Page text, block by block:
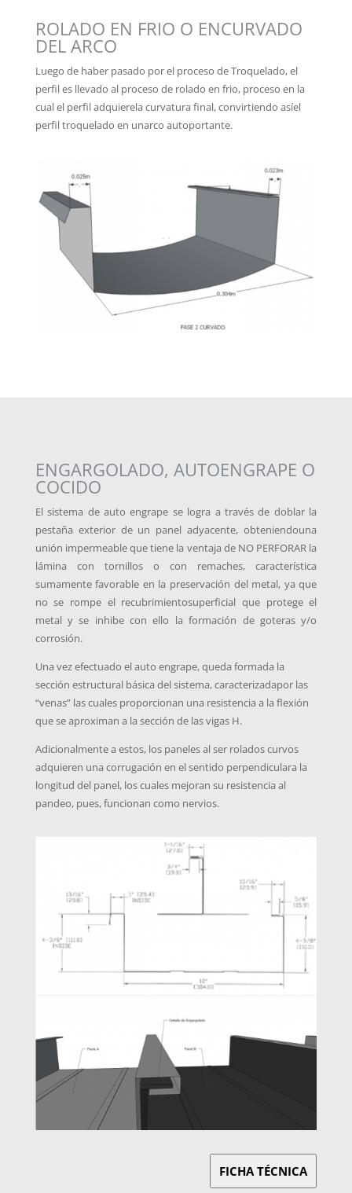
ROLADO EN FRIO O ENCURVADO
DEL ARCO
Luego de haber pasado por el proceso de Troquelado, el
perfil es llevado al proceso de rolado en frio, proceso en la
cual el perfil adquierela curvatura final, convirtiendo asíel
perfil troquelado en unarco autoportante.
ENGARGOLADO, AUTOENGRAPE O
COCIDO
El sistema de auto engrape se logra a través de doblar la
pestaña exterior de un panel adyacente, obteniendouna
unión impermeable que tiene la ventaja de NO PERFORAR la
lámina con tornillos o con remaches, característica
sumamente favorable en la preservación del metal, ya que
no se rompe el recubrimientosuperficial que protege el
metal y se inhibe con ello la formación de goteras y/o
corrosión.
Una vez efectuado el auto engrape, queda formada la
sección estructural básica del sistema, caracterizadapor las
“venas” las cuales proporcionan una resistencia a la flexión
que se aproximan a la sección de las vigas H.
Adicionalmente a estos, los paneles al ser rolados curvos
adquieren una corrugación en el sentido perpendiculara la
longitud del panel, los cuales mejoran su resistencia al
pandeo, pues, funcionan como nervios.
FICHA TÉCNICA